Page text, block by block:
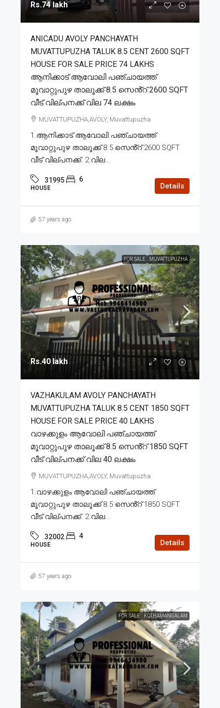
Rs.74 lakh
ANICADU AVOLY PANCHAYATH
MUVATTUPUZHA TALUK 8.5 CENT 2600 SQFT
HOUSE FOR SALE PRICE 74 LAKHS
ആനിക്കാട് ആവോലി പഞ്ചായത്ത്
മൂവാറ്റുപുഴ താലൂക്ക് 8.5 സെൻ്റ് 2600 SQFT
വീട് വില്പനക്ക് വില 74 ലക്ഷം
MUVATTUPUZHA,AVOLY, Muvattupuzha
1.ആനിക്കാട് ആവോലി പഞ്ചായത്ത്
മൂവാറ്റുപുഴ താലൂക്ക് 8.5 സെൻ്റ് 2600 SQFT
വീട് വില്പനക്ക്. 2.വില...
31995 6
HOUSE Details
57 years ago
FOR SALE MUVATTUPUZHA
Rs.40 lakh
VAZHAKULAM AVOLY PANCHAYATH
MUVATTUPUZHA TALUK 8.5 CENT 1850 SQFT
HOUSE FOR SALE PRICE 40 LAKHS
വാഴക്കുളം ആവോലി പഞ്ചായത്ത്
മൂവാറ്റുപുഴ താലൂക്ക് 8.5 സെൻ്റ് 1850 SQFT
വീട് വില്പനക്ക് വില 40 ലക്ഷം
MUVATTUPUZHA,AVOLY, Muvattupuzha
1.വാഴക്കുളം ആവോലി പഞ്ചായത്ത്
മൂവാറ്റുപുഴ താലൂക്ക് 8.5 സെൻ്റ് 1850 SQFT
വീട് വില്പനക്ക്. 2.വില...
32002 4
HOUSE Details
57 years ago
FOR SALE KOTHAMANGALAM